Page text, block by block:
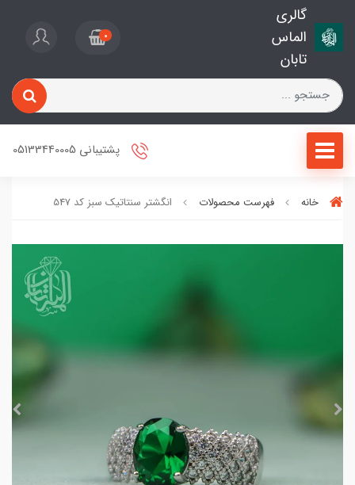
گالری
الماس
تابان
0
پشتیبانی 05133440005
خانه فهرست محصولات انگشتر سنتاتیک سبز کد 547